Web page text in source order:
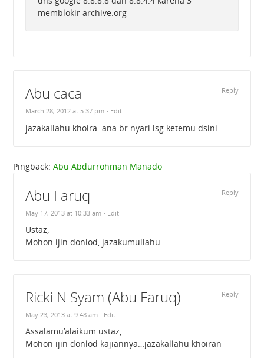
memblokir archive.org
Abu caca
March 28, 2012 at 5:37 pm · Edit
jazakallahu khoira. ana br nyari lsg ketemu dsini
Reply
Pingback:Abu Abdurrohman Manado
Abu Faruq
May 17, 2013 at 10:33 am · Edit
Ustaz,
Mohon ijin donlod, jazakumullahu
Reply
Ricki N Syam (Abu Faruq)
May 23, 2013 at 9:48 am · Edit
Assalamu’alaikum ustaz,
Mohon ijin donlod kajiannya…jazakallahu khoiran
Reply